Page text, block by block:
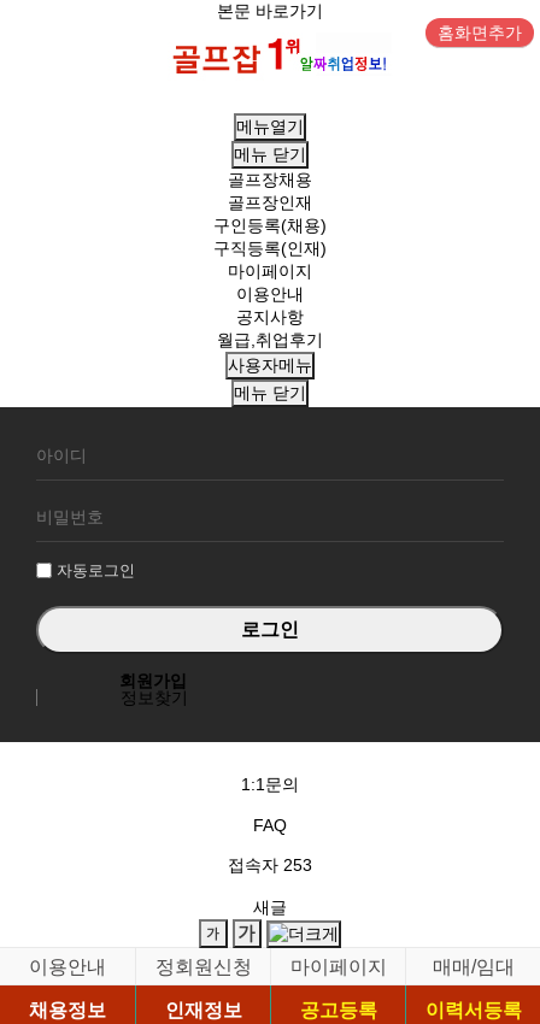
본문 바로가기
홈화면추가
메뉴열기
메뉴 닫기
골프장채용
골프장인재
구인등록(채용)
구직등록(인재)
마이페이지
이용안내
공지사항
월급,취업후기
사용자메뉴
메뉴 닫기
원
그
자동로그인
회원가입
정보찾기
1:1문의
FAQ
접속자 253
새글
이용안내 정회원신청 마이페이지
매매/임대
채용정보
인재정보 공고등록
이력서등록